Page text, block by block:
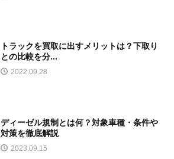
トラックを買取に出すメリットは？下取り
との比較を分...
2022.09.28
ディーゼル規制とは何？対象車種・条件や
対策を徹底解説
2023.09.15